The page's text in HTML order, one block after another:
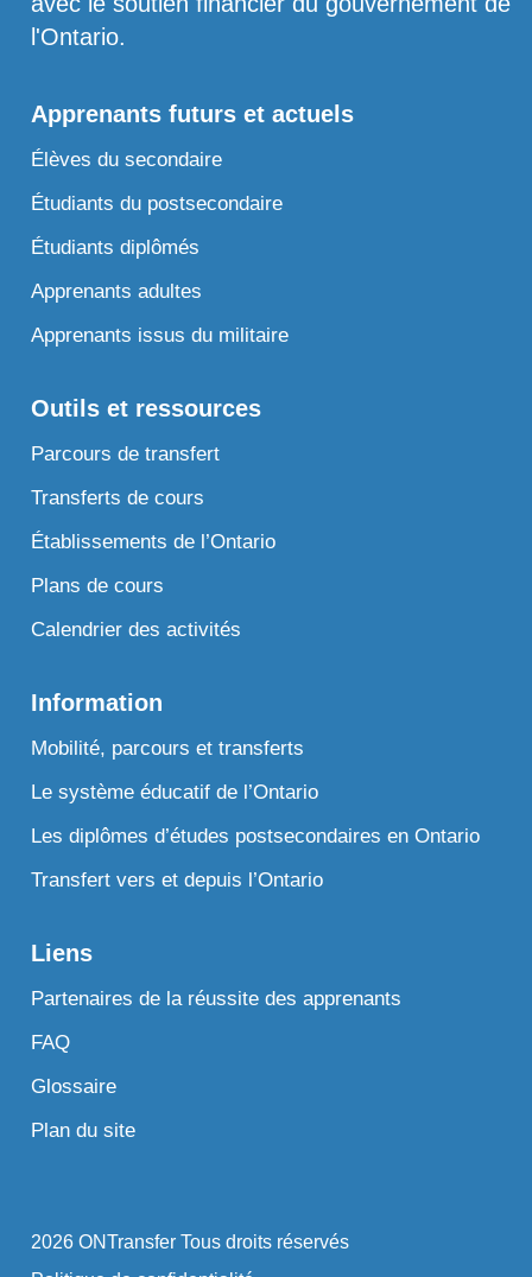
l'Ontario.
Apprenants futurs et actuels
Élèves du secondaire
Étudiants du postsecondaire
Étudiants diplômés
Apprenants adultes
Apprenants issus du militaire
Outils et ressources
Parcours de transfert
Transferts de cours
Établissements de l’Ontario
Plans de cours
Calendrier des activités
Information
Mobilité, parcours et transferts
Le système éducatif de l’Ontario
Les diplômes d’études postsecondaires en Ontario
Transfert vers et depuis l’Ontario
Liens
Partenaires de la réussite des apprenants
FAQ
Glossaire
Plan du site
2026 ONTransfer Tous droits réservés